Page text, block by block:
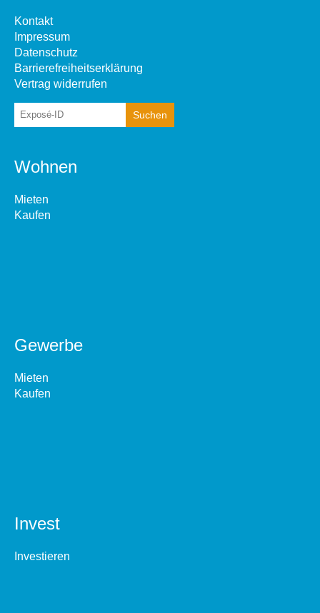
Kontakt
Impressum
Datenschutz
Barrierefreiheitserklärung
Vertrag widerrufen
Wohnen
Mieten
Kaufen
Gewerbe
Mieten
Kaufen
Invest
Investieren